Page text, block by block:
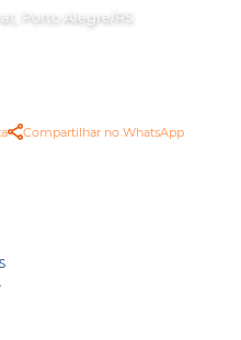
Porto Alegre/RS
Compartilhar no WhatsApp